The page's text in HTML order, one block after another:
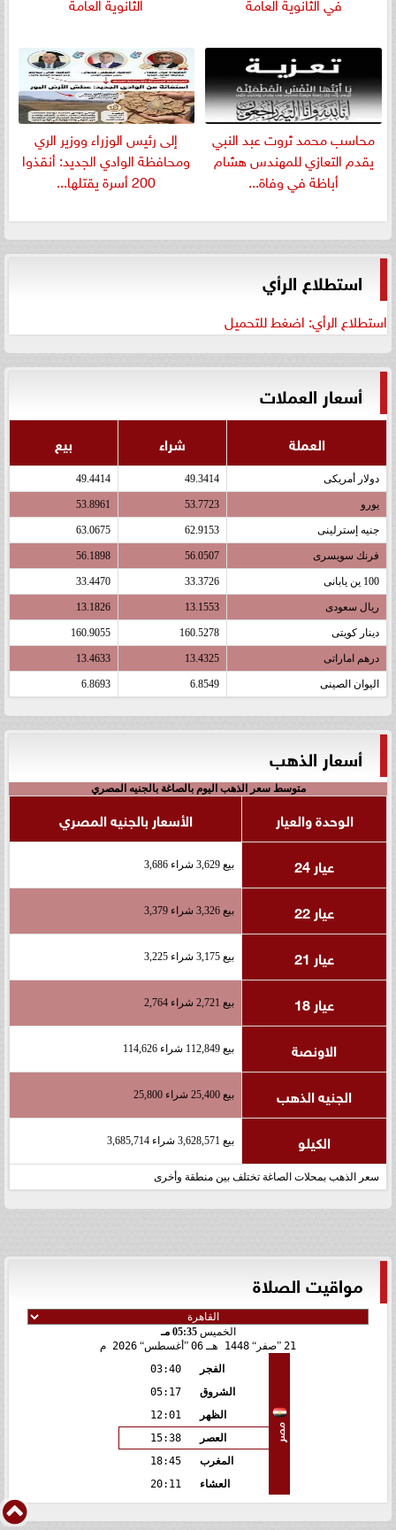
​محاسب محمد ثروت عبد النبي
يقدم التعازي للمهندس هشام
أباظة في وفاة...
إلى رئيس الوزراء ووزير الري
ومحافظة الوادي الجديد: أنقذوا
200 أسرة يقتلها...
استطلاع الرأي
استطلاع الرأي: اضغط للتحميل
أسعار العملات
العملة شراء بيع
دولار أمريكى 49.3414
49.4414
يورو 53.7723
53.8961
جنيه إسترلينى 62.9153
63.0675
فرنك سويسرى 56.0507
56.1898
100 ين يابانى 33.3726
33.4470
ريال سعودى 13.1553
13.1826
دينار كويتى 160.5278
160.9055
درهم اماراتى 13.4325
13.4633
اليوان الصينى 6.8549
6.8693
أسعار الذهب
متوسط سعر الذهب اليوم بالصاغة بالجنيه المصري
الوحدة والعيار
الأسعار بالجنيه المصري
عيار 24
بيع 3,629 شراء 3,686
عيار 22 بيع 3,326 شراء 3,379
عيار 21 بيع 3,175 شراء 3,225
عيار 18 بيع 2,721 شراء 2,764
الاونصة بيع 112,849 شراء 114,626
الجنيه الذهب بيع 25,400 شراء 25,800
الكيلو بيع 3,628,571 شراء 3,685,714
سعر الذهب بمحلات الصاغة تختلف بين منطقة وأخرى
مواقيت الصلاة
الخميس05:35 مـ
21
صفر 1448 هـ 06 أغسطس 2026 م
مصر
الفجر
03:40
الشروق
05:17
الظهر
12:01
العصر
15:38
المغرب
18:45
العشاء
20:11